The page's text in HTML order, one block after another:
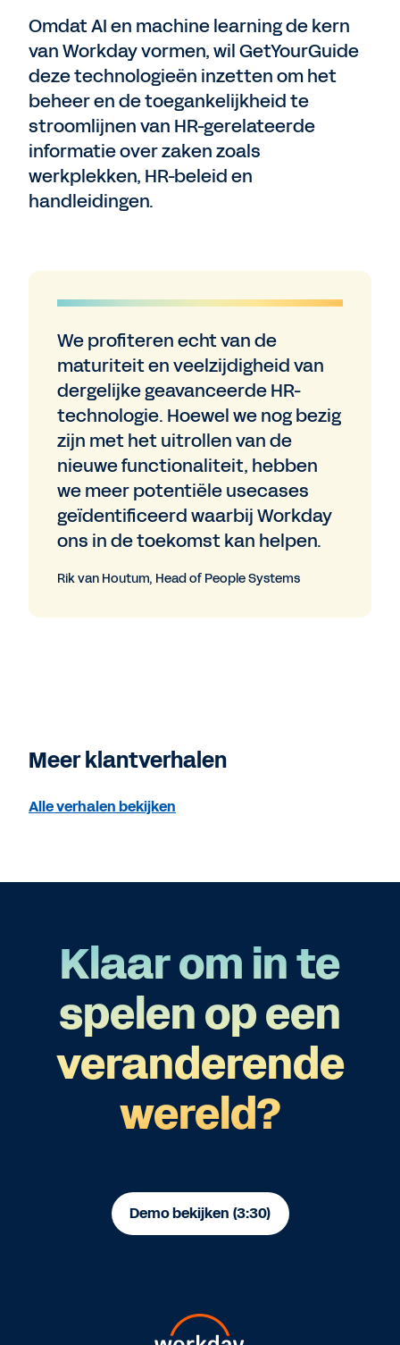
Omdat AI en machine learning de kern
van Workday vormen, wil GetYourGuide
deze technologieën inzetten om het
beheer en de toegankelijkheid te
stroomlijnen van HR-gerelateerde
informatie over zaken zoals
werkplekken, HR-beleid en
handleidingen.
We profiteren echt van de
maturiteit en veelzijdigheid van
dergelijke geavanceerde HR-
technologie. Hoewel we nog bezig
zijn met het uitrollen van de
nieuwe functionaliteit, hebben
we meer potentiële usecases
geïdentificeerd waarbij Workday
ons in de toekomst kan helpen.
Rik van Houtum, Head of People Systems
Meer klantverhalen
Alle verhalen bekijken
Klaar om in te
spelen op een
veranderende
wereld?
Demo bekijken (3:30)